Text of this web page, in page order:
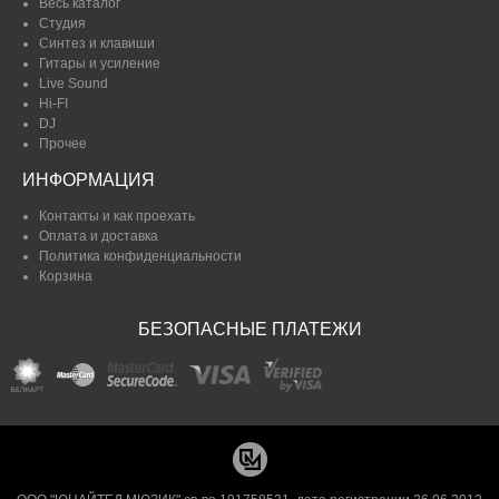
Весь каталог
Студия
Синтез и клавиши
Гитары и усиление
Live Sound
Hi-FI
DJ
Прочее
ИНФОРМАЦИЯ
Контакты и как проехать
Оплата и доставка
Политика конфиденциальности
Корзина
БЕЗОПАСНЫЕ ПЛАТЕЖИ